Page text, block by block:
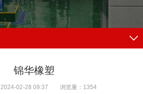
锦华橡塑
2024-02-28 09:37 浏览量： 1354